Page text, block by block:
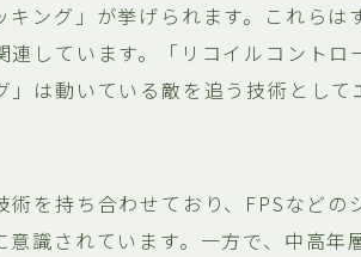
ング」が挙げられます。これらは
しています。「リコイルコントロ
は動いている敵を追う技術として
を持ち合わせており、FPSなどの
識されています。一方で、中高年